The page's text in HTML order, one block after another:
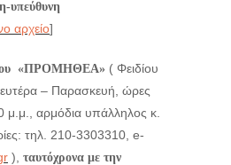
υπεύθυνη
αρχείο]
του «ΠΡΟΜΗΘΕΑ» ( Φειδίου
– Παρασκευή, ώρες
αρμόδια υπάλληλος κ.
τηλ. 210-3303310, e-
), ταυτόχρονα με την